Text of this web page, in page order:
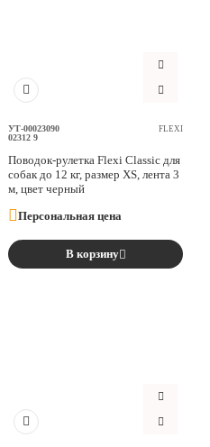
УТ-00023090
02312 9
FLEXI
Поводок-рулетка Flexi Classic для
собак до 12 кг, размер XS, лента 3
м, цвет черный
Персональная цена
В корзину